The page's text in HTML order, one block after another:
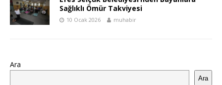
Sağlıklı Ömür Takviyesi
10 Ocak 2026 muhabir
Ara
Ara